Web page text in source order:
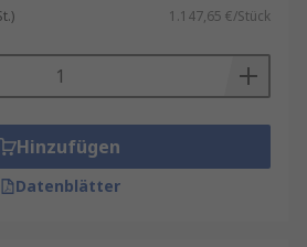
1.147,65 €/Stück
Hinzufügen
Datenblätter